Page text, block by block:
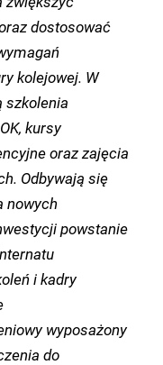
dostosować
kolejowej. W
szkolenia
kursy
oraz zajęcia
Odbywają się
nowych
powstanie
i kadry
wyposażony
do